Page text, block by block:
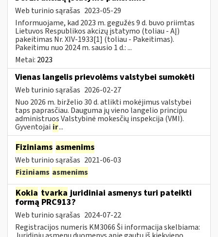
Web turinio sąrašas 2023-05-29
Informuojame, kad 2023 m. gegužės 9 d. buvo priimtas
Lietuvos Respublikos akcizų įstatymo (toliau - AĮ)
pakeitimas Nr. XIV-1933[1] (toliau - Pakeitimas).
Pakeitimu nuo 2024 m. sausio 1 d.: ...
Metai: 2023
Vienas langelis prievolėms valstybei sumokėti
Web turinio sąrašas 2026-02-27
Nuo 2026 m. birželio 30 d. atlikti mokėjimus valstybei
taps paprasčiau. Dauguma jų vieno langelio principu
administruos Valstybinė mokesčių inspekcija (VMI).
Gyventojai ir...
Fiziniams asmenims
Web turinio sąrašas 2021-06-03
Fiziniams asmenims
Kokia tvarka juridiniai asmenys turi pateikti
formą PRC913?
Web turinio sąrašas 2024-07-22
Registracijos numeris KM3066 Ši informacija skelbiama: